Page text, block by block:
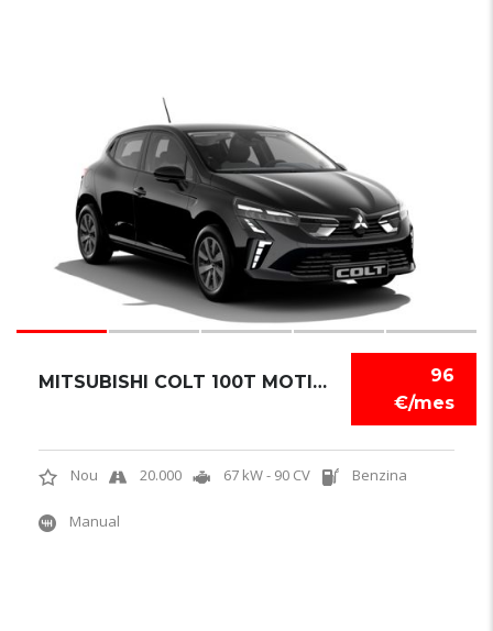
96
€/mes
MITSUBISHI COLT 100T MOTION
Nou 20.000 67 kW - 90 CV Benzina
Manual